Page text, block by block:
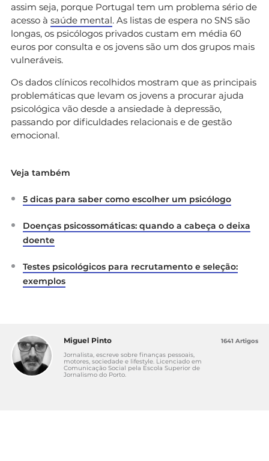
assim seja, porque Portugal tem um problema sério de
acesso à saúde mental. As listas de espera no SNS são
longas, os psicólogos privados custam em média 60
euros por consulta e os jovens são um dos grupos mais
vulneráveis.
Os dados clínicos recolhidos mostram que as principais
problemáticas que levam os jovens a procurar ajuda
psicológica vão desde a ansiedade à depressão,
passando por dificuldades relacionais e de gestão
emocional.
Veja também
5 dicas para saber como escolher um psicólogo
Doenças psicossomáticas: quando a cabeça o deixa
doente
Testes psicológicos para recrutamento e seleção:
exemplos
Miguel Pinto
Jornalista, escreve sobre finanças pessoais,
motores, sociedade e lifestyle. Licenciado em
Comunicação Social pela Escola Superior de
Jornalismo do Porto.
1641 Artigos